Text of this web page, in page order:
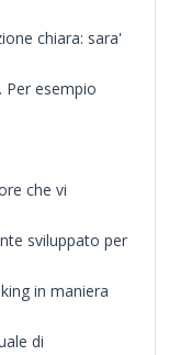
chiara: sara'
Per esempio
che vi
sviluppato per
in maniera
di